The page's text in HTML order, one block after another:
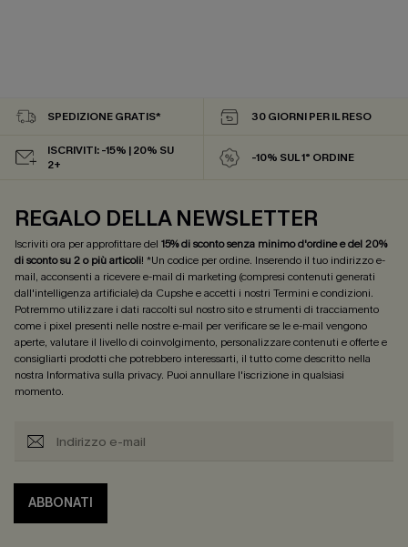
SPEDIZIONE GRATIS* 30 GIORNI PER IL RESO
ISCRIVITI: -15% | 20% SU
2+
-10% SUL 1° ORDINE
REGALO DELLA NEWSLETTER
Iscriviti ora per approfittare del 15% di sconto senza minimo d'ordine e del 20%
di sconto su 2 o più articoli! *Un codice per ordine. Inserendo il tuo indirizzo e-
mail, acconsenti a ricevere e-mail di marketing (compresi contenuti generati
dall'intelligenza artificiale) da Cupshe e accetti i nostri Termini e condizioni.
Potremmo utilizzare i dati raccolti sul nostro sito e strumenti di tracciamento
come i pixel presenti nelle nostre e-mail per verificare se le e-mail vengono
aperte, valutare il livello di coinvolgimento, personalizzare contenuti e offerte e
consigliarti prodotti che potrebbero interessarti, il tutto come descritto nella
nostra Informativa sulla privacy. Puoi annullare l'iscrizione in qualsiasi
momento.
ABBONATI